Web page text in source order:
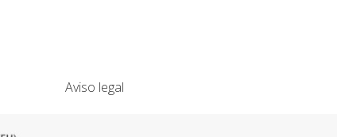
Aviso legal